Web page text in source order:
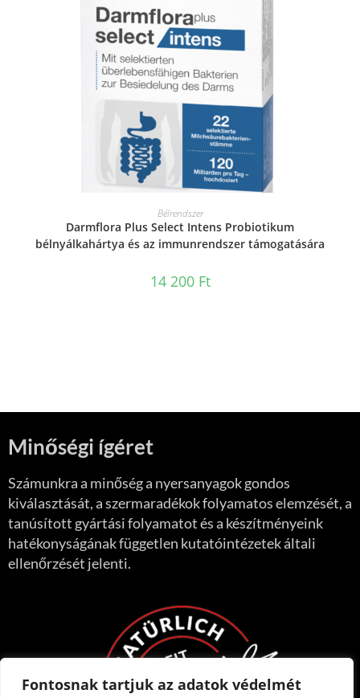
Fontosnak tartjuk az adatok védelmét
KOSÁRBA TESZEM
Bélrendszer
Darmflora Plus Select Intens Probiotikum
bélnyálkahártya és az immunrendszer támogatására
14 200 Ft
Minőségi ígéret
Számunkra a minőség a nyersanyagok gondos
kiválasztását, a szermaradékok folyamatos elemzését, a
tanúsított gyártási folyamatot és a készítményeink
hatékonyságának független kutatóintézetek általi
ellenőrzését jelenti.